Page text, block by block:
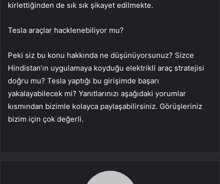
kirlettiğinden de sık sık şikayet edilmekte.
Tesla araçlar hacklenebiliyor mu?
Peki siz bu konu hakkında ne düşünüyorsunuz? Sizce
Hindistan’ın uygulamaya koyduğu elektrikli araç stratejisi
doğru mu? Tesla yaptığı bu girişimde başarı
yakalayabilecek mi? Yanıtlarınızı aşağıdaki yorumlar
kısmından bizimle kolayca paylaşabilirsiniz. Görüşleriniz
bizim için çok değerli.